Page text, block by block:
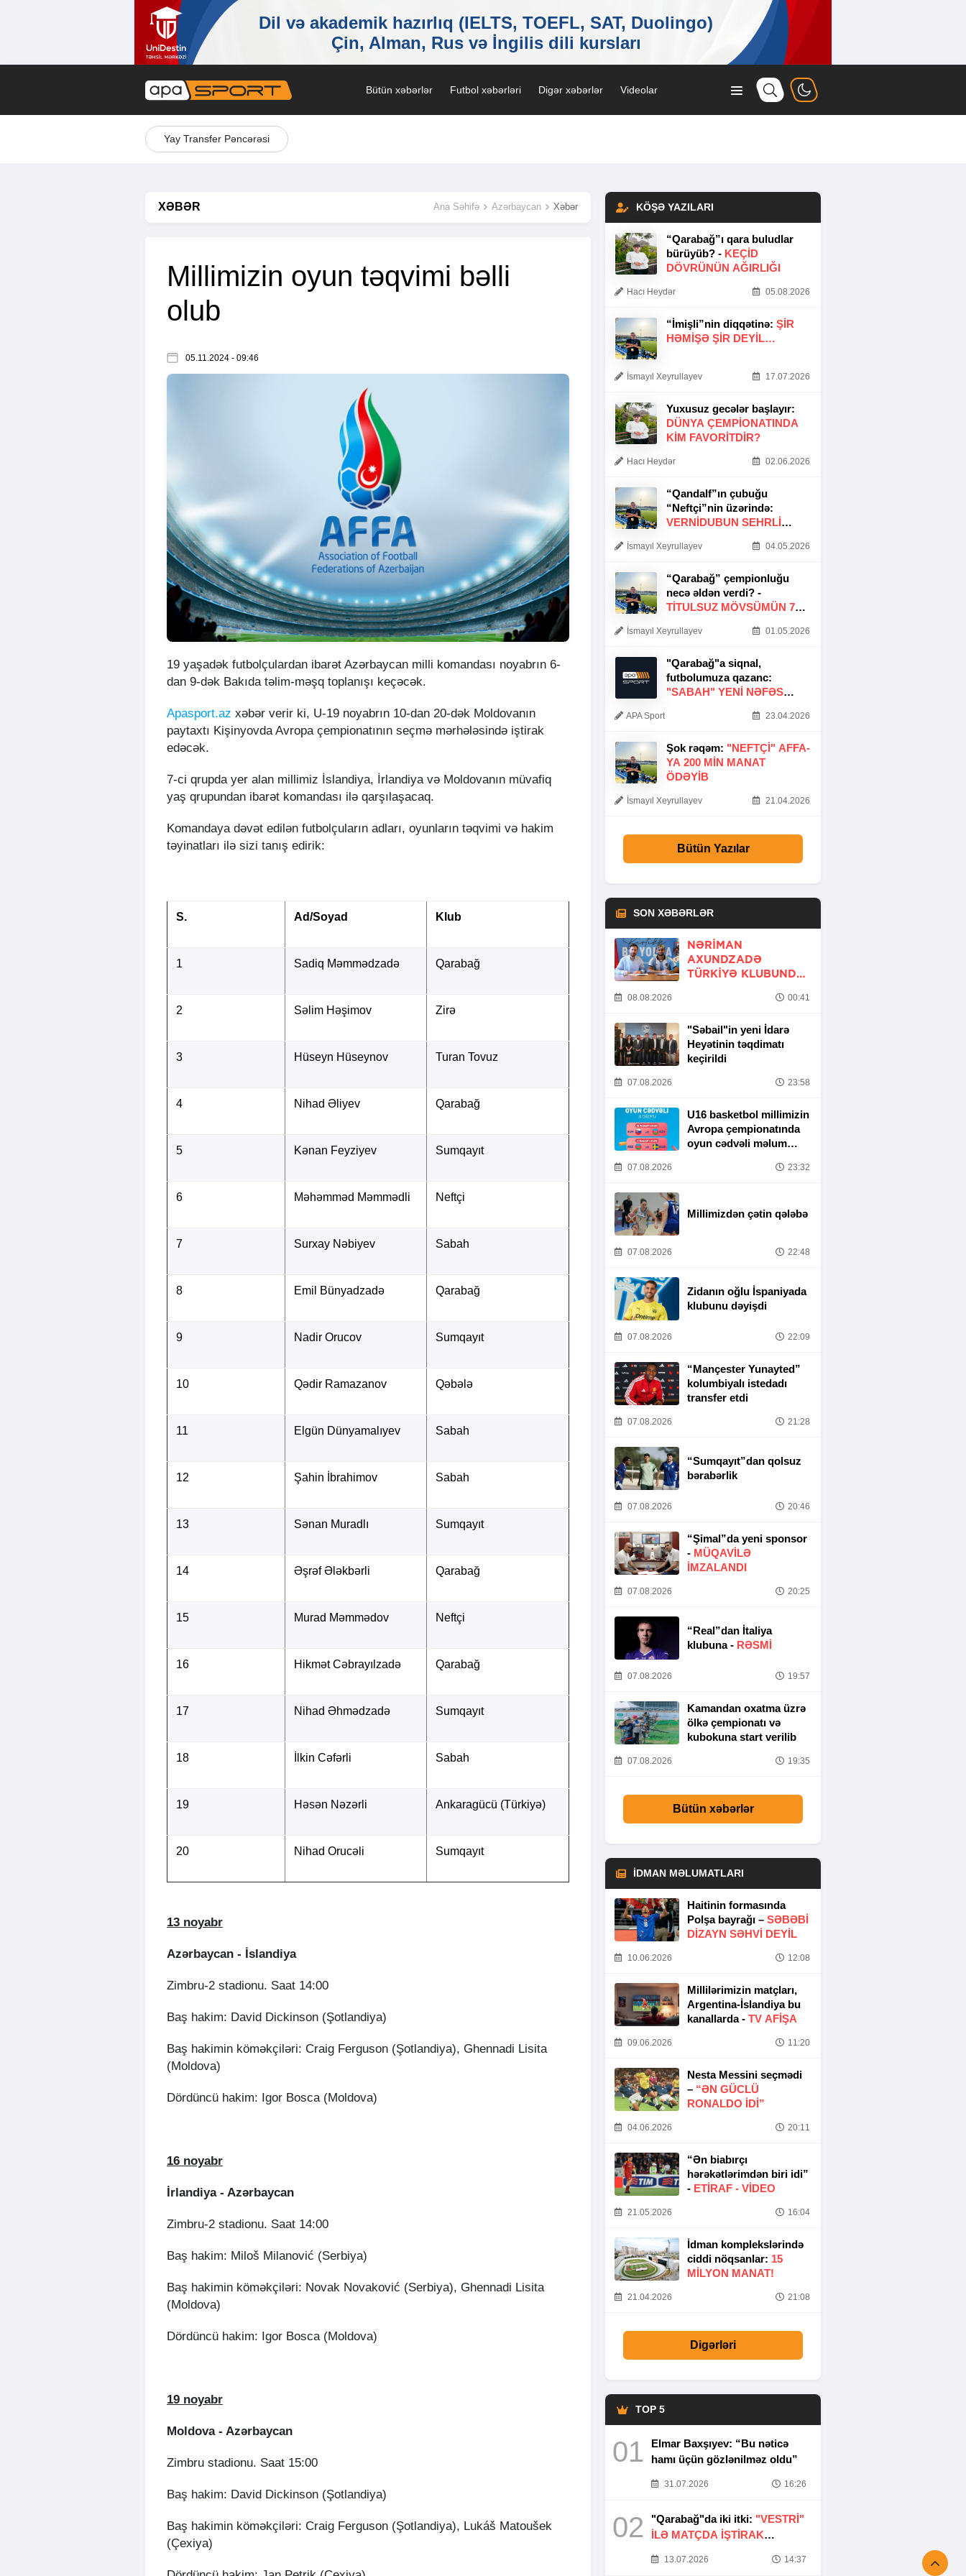
Bütün xəbərlər Futbol xəbərləri Digər xəbərlər Videolar
Yay Transfer Pəncərəsi
XƏBƏR Ana Səhifə Azərbaycan Xəbər
Millimizin oyun təqvimi bəlli
olub
05.11.2024 - 09:46
19 yaşadək futbolçulardan ibarət Azərbaycan milli komandası noyabrın 6-
dan 9-dək Bakıda təlim-məşq toplanışı keçəcək.
Apasport.az xəbər verir ki, U-19 noyabrın 10-dan 20-dək Moldovanın
paytaxtı Kişinyovda Avropa çempionatının seçmə mərhələsində iştirak
edəcək.
7-ci qrupda yer alan millimiz İslandiya, İrlandiya və Moldovanın müvafiq
yaş qrupundan ibarət komandası ilə qarşılaşacaq.
Komandaya dəvət edilən futbolçuların adları, oyunların təqvimi və hakim
təyinatları ilə sizi tanış edirik:
S. Ad/Soyad Klub
1 Sadiq Məmmədzadə Qarabağ
2 Səlim Həşimov Zirə
3 Hüseyn Hüseynov Turan Tovuz
4 Nihad Əliyev Qarabağ
5 Kənan Feyziyev Sumqayıt
6 Məhəmməd Məmmədli Neftçi
7 Surxay Nəbiyev Sabah
8 Emil Bünyadzadə Qarabağ
9 Nadir Orucov Sumqayıt
10 Qədir Ramazanov Qəbələ
11 Elgün Dünyamalıyev Sabah
12 Şahin İbrahimov Sabah
13 Sənan Muradlı Sumqayıt
14 Əşrəf Ələkbərli Qarabağ
15 Murad Məmmədov Neftçi
16 Hikmət Cəbrayılzadə Qarabağ
17 Nihad Əhmədzadə Sumqayıt
18 İlkin Cəfərli Sabah
19 Həsən Nəzərli Ankaragücü (Türkiyə)
20 Nihad Orucəli Sumqayıt
13 noyabr
Azərbaycan - İslandiya
Zimbru-2 stadionu. Saat 14:00
Baş hakim: David Dickinson (Şotlandiya)
Baş hakimin köməkçiləri: Craig Ferguson (Şotlandiya), Ghennadi Lisita
(Moldova)
Dördüncü hakim: Igor Bosca (Moldova)
16 noyabr
İrlandiya - Azərbaycan
Zimbru-2 stadionu. Saat 14:00
Baş hakim: Miloš Milanović (Serbiya)
Baş hakimin köməkçiləri: Novak Novaković (Serbiya), Ghennadi Lisita
(Moldova)
Dördüncü hakim: Igor Bosca (Moldova)
19 noyabr
Moldova - Azərbaycan
Zimbru stadionu. Saat 15:00
Baş hakim: David Dickinson (Şotlandiya)
Baş hakimin köməkçiləri: Craig Ferguson (Şotlandiya), Lukáš Matoušek
(Çexiya)
KÖŞƏ YAZILARI
“Qarabağ”ı qara buludlar
bürüyüb? - KEÇID
DÖVRÜNÜN AĞIRLIĞI
Hacı Heydər 05.08.2026
“İmişli”nin diqqətinə: ŞIR
HƏMIŞƏ ŞIR DEYIL…
İsmayıl Xeyrullayev 17.07.2026
Yuxusuz gecələr başlayır:
DÜNYA ÇEMPIONATINDA
KIM FAVORITDIR?
Hacı Heydər 02.06.2026
“Qandalf”ın çubuğu
“Neftçi”nin üzərində:
VERNİDUBUN SEHRLİ
İsmayıl Xeyrullayev 04.05.2026
“Qarabağ” çempionluğu
necə əldən verdi? -
TITULSUZ MÖVSÜMÜN 7
İsmayıl Xeyrullayev 01.05.2026
"Qarabağ"a siqnal,
futbolumuza qazanc:
"SABAH" YENI NƏFƏS
APA Sport 23.04.2026
Şok rəqəm: "NEFTÇI" AFFA-
YA 200 MIN MANAT
ÖDƏYIB
İsmayıl Xeyrullayev 21.04.2026
Bütün Yazılar
SON XƏBƏRLƏR
NƏRIMAN
AXUNDZADƏ
TÜRKIYƏ KLUBUNDA
08.08.2026 00:41
"Səbail"in yeni İdarə
Heyətinin təqdimatı
keçirildi
07.08.2026 23:58
U16 basketbol millimizin
Avropa çempionatında
oyun cədvəli məlum
07.08.2026 23:32
Millimizdən çətin qələbə
07.08.2026 22:48
Zidanın oğlu İspaniyada
klubunu dəyişdi
07.08.2026 22:09
“Mançester Yunayted”
kolumbiyalı istedadı
transfer etdi
07.08.2026 21:28
“Sumqayıt”dan qolsuz
bərabərlik
07.08.2026 20:46
“Şimal”da yeni sponsor
- MÜQAVİLƏ
İMZALANDI
07.08.2026 20:25
“Real”dan İtaliya
klubuna - RƏSMİ
07.08.2026 19:57
Kamandan oxatma üzrə
ölkə çempionatı və
kubokuna start verilib
07.08.2026 19:35
Bütün xəbərlər
İDMAN MƏLUMATLARI
Haitinin formasında
Polşa bayrağı – SƏBƏBI
DIZAYN SƏHVI DEYIL
10.06.2026 12:08
Millilərimizin matçları,
Argentina-İslandiya bu
kanallarda - TV AFİŞA
09.06.2026 11:20
Nesta Messini seçmədi
– “ƏN GÜCLÜ
RONALDO IDI”
04.06.2026 20:11
“Ən biabırçı
hərəkətlərimdən biri idi”
- ETIRAF - VİDEO
21.05.2026 16:04
İdman komplekslərində
ciddi nöqsanlar: 15
MILYON MANAT!
21.04.2026 21:08
Digərləri
TOP 5
01
Elmar Baxşıyev: “Bu nəticə
hamı üçün gözlənilməz oldu”
31.07.2026 16:26
02 "Qarabağ"da iki itki: "VESTRİ"
İLƏ MATÇDA İŞTİRAK
13.07.2026 14:37